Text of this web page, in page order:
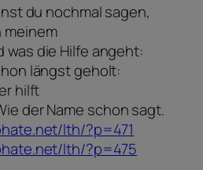
du nochmal sagen,
meinem
was die Hilfe angeht:
längst geholt:
hilft
der Name schon sagt.
lth/?p=471
lth/?p=475